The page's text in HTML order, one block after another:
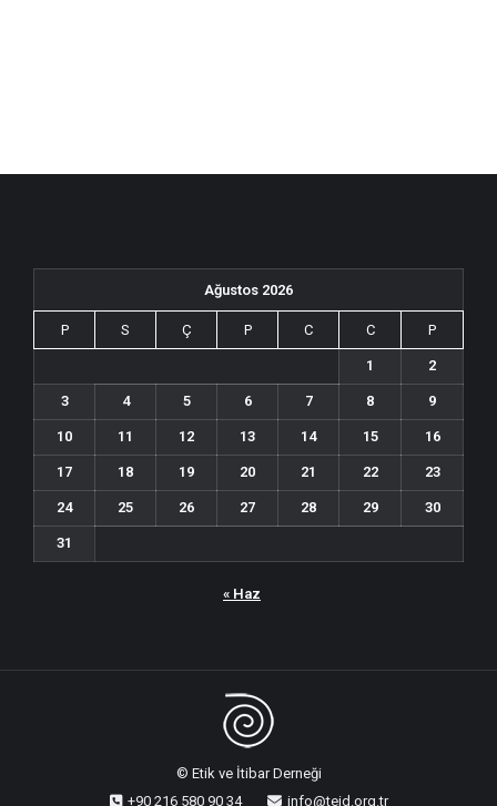
Ağustos 2026
P S Ç P C C P
1 2
3 4 5 6 7 8 9
10 11 12 13 14 15 16
17 18 19 20 21 22 23
24 25 26 27 28 29 30
31
« Haz
© Etik ve İtibar Derneği
+90 216 580 90 34
info@teid.org.tr